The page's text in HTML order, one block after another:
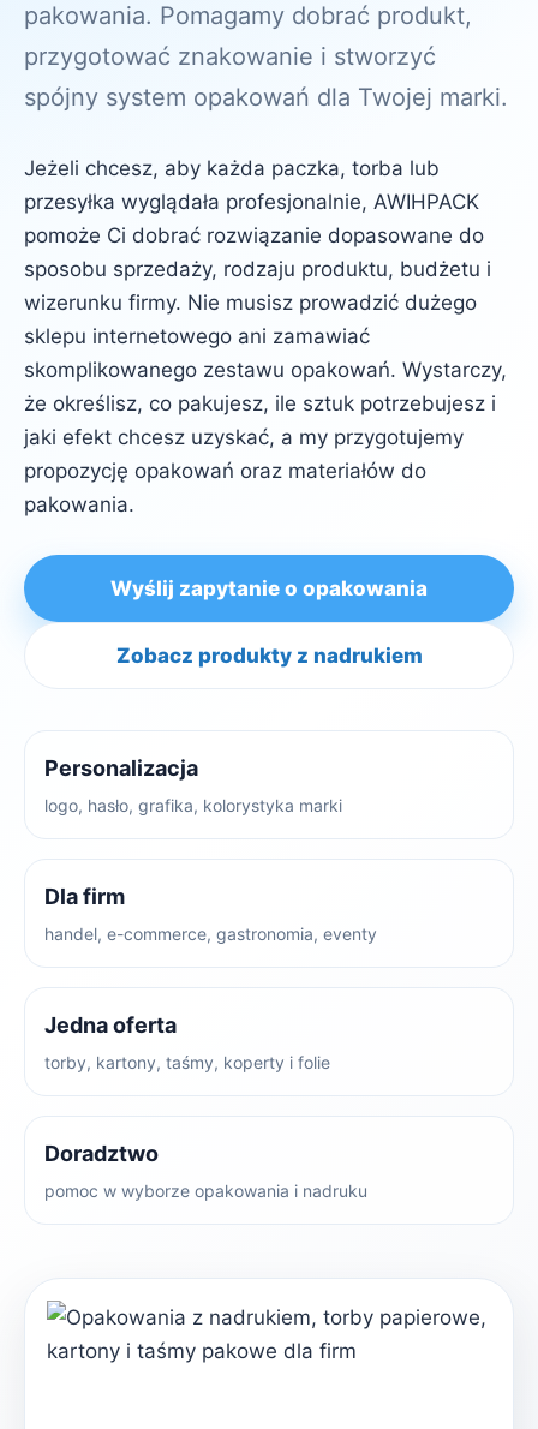
pakowania. Pomagamy dobrać produkt,
przygotować znakowanie i stworzyć
spójny system opakowań dla Twojej marki.
Jeżeli chcesz, aby każda paczka, torba lub
przesyłka wyglądała profesjonalnie, AWIHPACK
pomoże Ci dobrać rozwiązanie dopasowane do
sposobu sprzedaży, rodzaju produktu, budżetu i
wizerunku firmy. Nie musisz prowadzić dużego
sklepu internetowego ani zamawiać
skomplikowanego zestawu opakowań. Wystarczy,
że określisz, co pakujesz, ile sztuk potrzebujesz i
jaki efekt chcesz uzyskać, a my przygotujemy
propozycję opakowań oraz materiałów do
pakowania.
Wyślij zapytanie o opakowania
Zobacz produkty z nadrukiem
Personalizacja
logo, hasło, grafika, kolorystyka marki
Dla firm
handel, e-commerce, gastronomia, eventy
Jedna oferta
torby, kartony, taśmy, koperty i folie
Doradztwo
pomoc w wyborze opakowania i nadruku